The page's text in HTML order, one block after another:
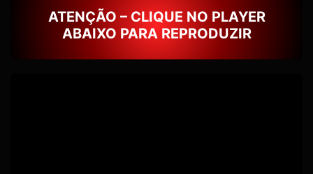
ATENÇÃO – CLIQUE NO PLAYER
ABAIXO PARA REPRODUZIR